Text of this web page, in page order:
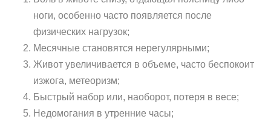
ноги, особенно часто появляется после
физических нагрузок;
Месячные становятся нерегулярными;
Живот увеличивается в объеме, часто беспокоит
изжога, метеоризм;
Быстрый набор или, наоборот, потеря в весе;
Недомогания в утренние часы;